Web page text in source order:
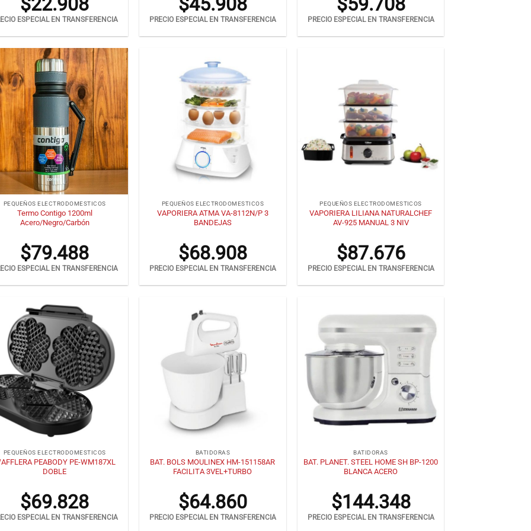
ESPECIAL EN TRANSFERENCIA PRECIO ESPECIAL EN TRANSFERENCIA PRECIO ESPECIAL EN TRANSFERENCIA
PEQUEÑOS ELECTRODOMESTICOS
Termo Contigo 1200ml
Acero/Negro/Carbón
$79.488
ESPECIAL EN TRANSFERENCIA
PEQUEÑOS ELECTRODOMESTICOS
VAPORIERA ATMA VA-8112N/P 3
BANDEJAS
$68.908
PRECIO ESPECIAL EN TRANSFERENCIA
PEQUEÑOS ELECTRODOMESTICOS
VAPORIERA LILIANA NATURALCHEF
AV-925 MANUAL 3 NIV
$87.676
PRECIO ESPECIAL EN TRANSFERENCIA
PEQUEÑOS ELECTRODOMESTICOS
PEABODY PE-WM187XL
DOBLE
$69.828
ESPECIAL EN TRANSFERENCIA
BATIDORAS
BAT. BOLS MOULINEX HM-151158AR
FACILITA 3VEL+TURBO
$64.860
PRECIO ESPECIAL EN TRANSFERENCIA
BATIDORAS
BAT. PLANET. STEEL HOME SH BP-1200
BLANCA ACERO
$144.348
PRECIO ESPECIAL EN TRANSFERENCIA